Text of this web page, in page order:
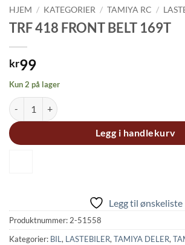
HJEM / KATEGORIER / TAMIYA RC /
TRF 418 FRONT BELT 169T
kr99
Kun 2 på lager
TRF 418 FRONT BELT 169T antall
Legg i handlekurv
Legg til ønskeliste
Produktnummer: 2-51558
Kategorier: BIL , LASTEBILER, TAMIYA DELER,